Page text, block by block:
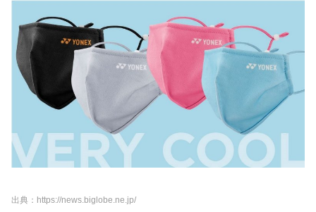
出典：https://news.biglobe.ne.jp/